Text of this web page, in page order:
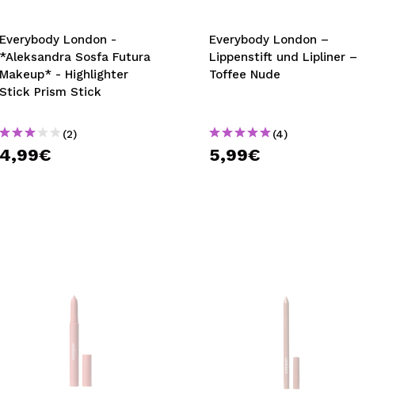
Everybody London -
*Aleksandra Sosfa Futura
Makeup* - Highlighter
Stick Prism Stick
(2)
4,99€
Everybody London –
Lippenstift und Lipliner –
Toffee Nude
(4)
5,99€